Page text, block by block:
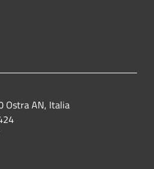
Ostra AN, Italia